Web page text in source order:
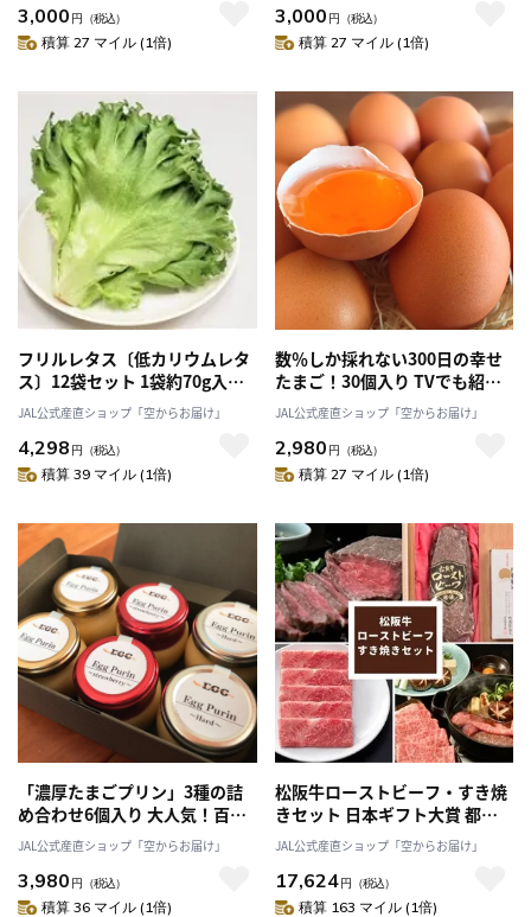
MDK・海藻生活プラスワン」産
直 2025 海鮮 海藻 あかもく 人
3,000 円 （税込）
積算 27 マイル (1倍)
MDK・海藻生活プラスワン」産
直2025 海鮮 海藻 めかぶ 人気
商品
3,000 円 （税込）
積算 27 マイル (1倍)
フリルレタス〔低カリウムレタ
ス〕12袋セット 1袋約70g入り
シャキシャキ美味しい「合同会
社こころやさい」
JAL公式産直ショップ「空からお届け」
4,298 円 （税込）
積算 39 マイル (1倍)
数％しか採れない300日の幸せ
たまご！30個入り TVでも紹
介！当日産みたて卵！「株式会
社エッグハウス川北」
JAL公式産直ショップ「空からお届け」
2,980 円 （税込）
積算 27 マイル (1倍)
「濃厚たまごプリン」3種の詰
め合わせ6個入り 大人気！百貨
店カタログ表紙を飾った!「株式
会社エッグハウス川北」産直 産
地直送 2025 スイーツ ぷりん プ
リン お取り寄せ
JAL公式産直ショップ「空からお届け」
3,980 円 （税込）
積算 36 マイル (1倍)
松阪牛ローストビーフ・すき焼
きセット 日本ギフト大賞 都道
府県賞受賞！「まるよし」送料
無料
JAL公式産直ショップ「空からお届け」
17,624円 （税込）
積算 163 マイル (1倍)